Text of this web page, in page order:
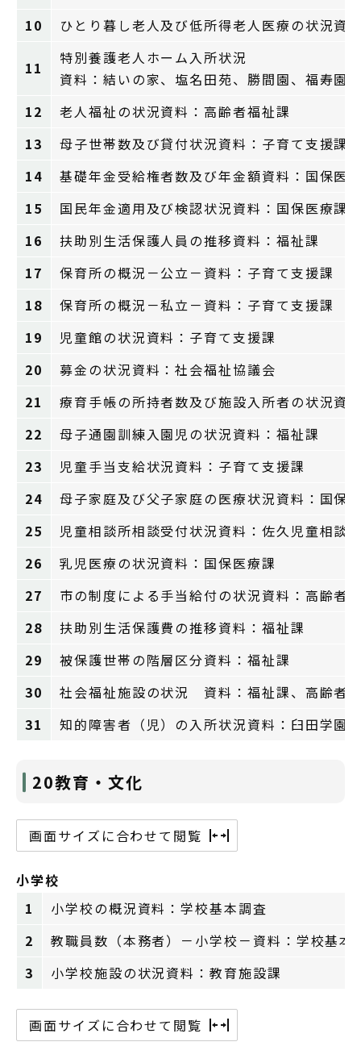
10
ひとり暮し老人及び低所得老人医療の状況資
11
特別養護老人ホーム入所状況
資料：結いの家、塩名田苑、勝間園、福寿園
12
老人福祉の状況資料：高齢者福祉課
13
母子世帯数及び貸付状況資料：子育て支援課
14
基礎年金受給権者数及び年金額資料：国保医
15
国民年金適用及び検認状況資料：国保医療課
16
扶助別生活保護人員の推移資料：福祉課
17
保育所の概況－公立－資料：子育て支援課
18
保育所の概況－私立－資料：子育て支援課
19
児童館の状況資料：子育て支援課
20
募金の状況資料：社会福祉協議会
21
療育手帳の所持者数及び施設入所者の状況資
22
母子通園訓練入園児の状況資料：福祉課
23
児童手当支給状況資料：子育て支援課
24
母子家庭及び父子家庭の医療状況資料：国保
25
児童相談所相談受付状況資料：佐久児童相談
26
乳児医療の状況資料：国保医療課
27
市の制度による手当給付の状況資料：高齢者
28
扶助別生活保護費の推移資料：福祉課
29
被保護世帯の階層区分資料：福祉課
30
社会福祉施設の状況 資料：福祉課、高齢者
31
知的障害者（児）の入所状況資料：臼田学園
20教育・文化
画面サイズに合わせて閲覧
小学校
1
小学校の概況資料：学校基本調査
2
教職員数（本務者）－小学校－資料：学校基本
3
小学校施設の状況資料：教育施設課
画面サイズに合わせて閲覧